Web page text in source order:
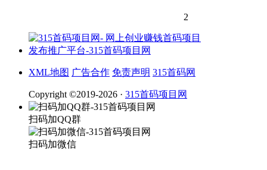
2
XML地图 广告合作 免责声明 315首码网
Copyright ©2019-2026 · 315首码项目网
扫码加QQ群
扫码加微信